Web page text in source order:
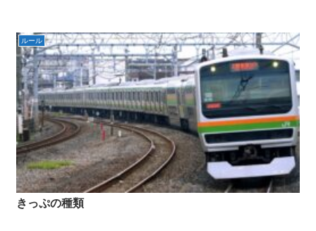
ルール
きっぷの種類